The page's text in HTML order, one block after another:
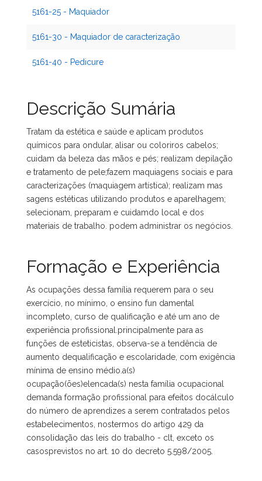
5161-25 - Maquiador
5161-30 - Maquiador de caracterização
5161-40 - Pedicure
Descrição Sumária
Tratam da estética e saúde e aplicam produtos
químicos para ondular, alisar ou coloriros cabelos;
cuidam da beleza das mãos e pés; realizam depilação
e tratamento de pele;fazem maquiagens sociais e para
caracterizações (maquiagem artística); realizam mas
sagens estéticas utilizando produtos e aparelhagem;
selecionam, preparam e cuidamdo local e dos
materiais de trabalho. podem administrar os negócios.
Formação e Experiência
As ocupações dessa família requerem para o seu
exercício, no mínimo, o ensino fun damental
incompleto, curso de qualificação e até um ano de
experiência profissional.principalmente para as
funções de esteticistas, observa-se a tendência de
aumento dequalificação e escolaridade, com exigência
mínima de ensino médio.a(s)
ocupação(ões)elencada(s) nesta família ocupacional
demanda formação profissional para efeitos docálculo
do número de aprendizes a serem contratados pelos
estabelecimentos, nostermos do artigo 429 da
consolidação das leis do trabalho - clt, exceto os
casosprevistos no art. 10 do decreto 5.598/2005.